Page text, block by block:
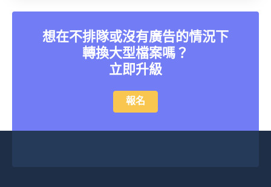
想在不排隊或沒有廣告的情況下
轉換大型檔案嗎？
立即升級
報名